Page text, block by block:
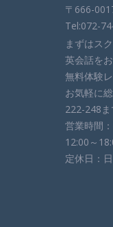
〒666-
Tel:072-
まずはス
英会話を
無料体験
お気軽に
222-248ま
営業時間
12:00～
定休日：